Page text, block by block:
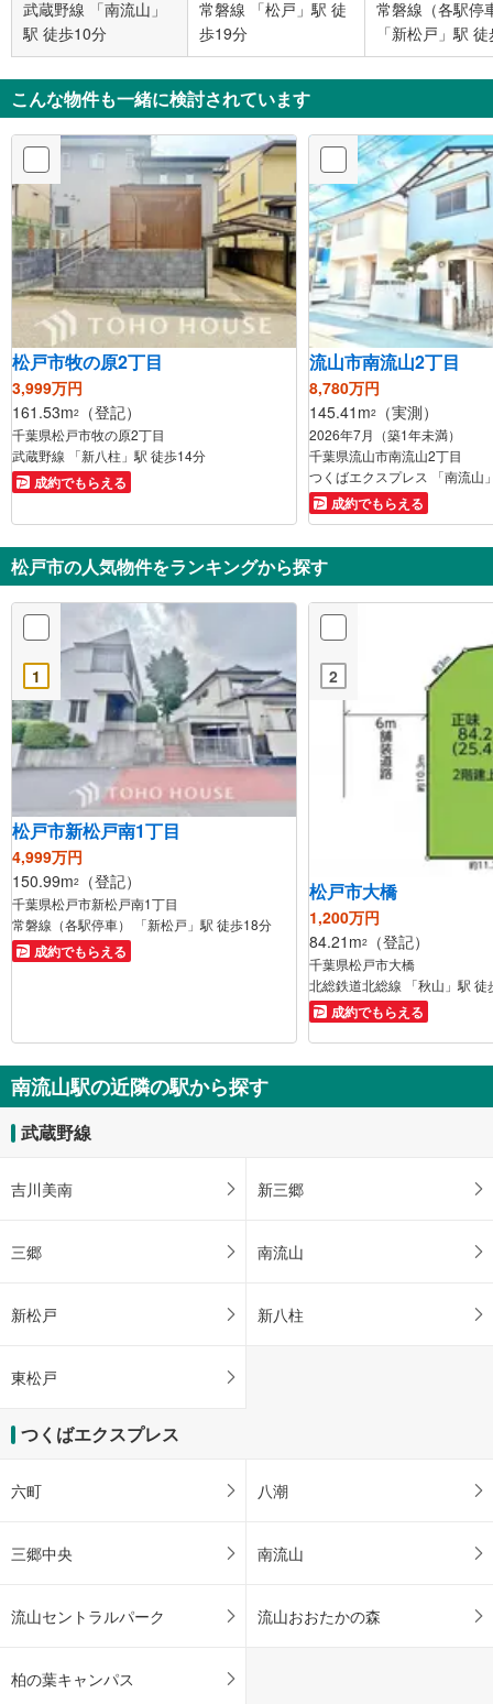
武蔵野線 「南流山」
駅 徒歩10分
常磐線 「松戸」駅 徒
歩19分
常磐線（各駅停
「新松戸」駅
分
こんな物件も一緒に検討されています
松戸市牧の原2丁目
3,999万円
161.53m2 （登記）
千葉県松戸市牧の原2丁目
武蔵野線 「新八柱」駅 徒歩14分
成約でもらえる
流山市南流山2丁目
8,780万円
145.41m2 （実測）
2026年7月（築1年未満）
千葉県流山市南流山2丁目
つくばエクスプレス 「南流山
成約でもらえる
松戸市の人気物件をランキングから探す
1
松戸市新松戸南1丁目
4,999万円
150.99m2 （登記）
千葉県松戸市新松戸南1丁目
常磐線（各駅停車） 「新松戸」駅 徒歩18分
成約でもらえる
2
松戸市大橋
1,200万円
84.21m2 （登記）
千葉県松戸市大橋
北総鉄道北総線 「秋山」駅 徒
成約でもらえる
南流山駅の近隣の駅から探す
武蔵野線
吉川美南 新三郷
三郷 南流山
新松戸 新八柱
東松戸
つくばエクスプレス
六町 八潮
三郷中央 南流山
流山セントラルパーク 流山おおたかの森
柏の葉キャンパス